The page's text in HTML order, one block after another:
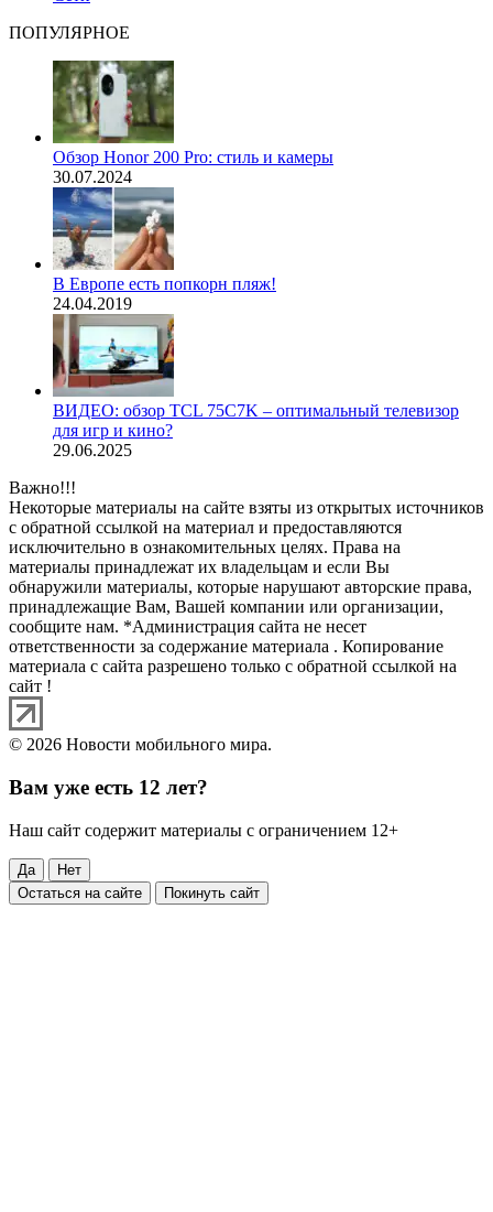
ПОПУЛЯРНОЕ
Обзор Honor 200 Pro: стиль и камеры
30.07.2024
В Европе есть попкорн пляж!
24.04.2019
ВИДЕО: обзор TCL 75C7K – оптимальный телевизор
для игр и кино?
29.06.2025
Важно!!!
Некоторые материалы на сайте взяты из открытых источников
с обратной ссылкой на материал и предоставляются
исключительно в ознакомительных целях. Права на
материалы принадлежат их владельцам и если Вы
обнаружили материалы, которые нарушают авторские права,
принадлежащие Вам, Вашей компании или организации,
сообщите нам. *Администрация сайта не несет
ответственности за содержание материала . Копирование
материала с сайта разрешено только с обратной ссылкой на
сайт !
© 2026 Новости мобильного мира.
Вам уже есть 12 лет?
Наш сайт содержит материалы с ограничением 12+
Да
Нет
Остаться на сайте
Покинуть сайт